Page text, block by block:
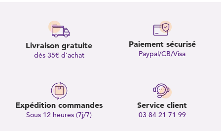
Livraison gratuite
dès 35€ d’achat
Paiement sécurisé
Paypal/CB/Visa
Expédition commandes
Sous 12 heures (7j/7)
Service client
03 84 21 71 99